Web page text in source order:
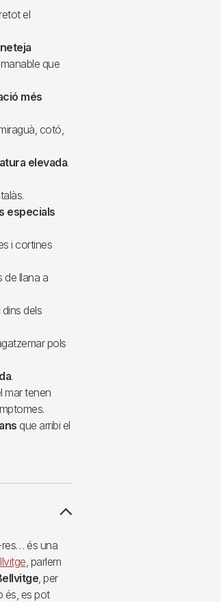
el
neteja
que
més
cotó,
elevada.
especials
i cortines
de llana a
dins dels
pols
.
mar tenen
que arribi el
res… és una
, parlem
, per
és, es pot